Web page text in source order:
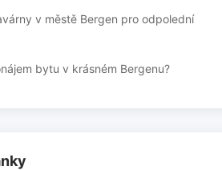
v městě Bergen pro odpolední
bytu v krásném Bergenu?